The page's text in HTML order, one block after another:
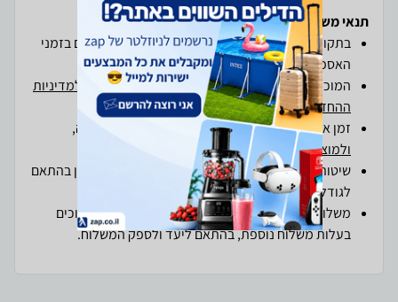
תנאי משלוחים והחזרות ב-zap
בתקופת חגים ייתכנו עומסים חריגים וכן עיכובים קלים בזמני
האספקה.
המוכרים בזאפסטור מחויבים
למדיניות המשלוחים
למדיניות
ההחזרות והביטוליםשל זאפ
זמן אספקה יעמוד על מקס' 7 ימי עסקים מיום הזמנה,
ולמוצרים חריגים
עד 21 ימי עסקים .
שיטות ועלויות המשלוח המוצעות לך על-ידי המוכר הן בהתאם
לגודלו ולאופיו של המוצר
משלוחים ליישובים מעבר לקו הירוק עשויים להיות כרוכים
בעלות משלוח נוספת, בהתאם ליעד ולספק המשלוח.